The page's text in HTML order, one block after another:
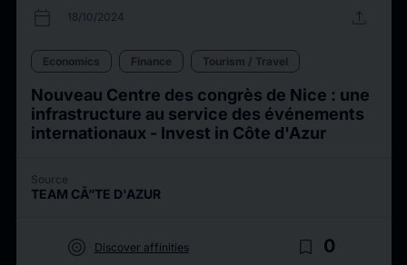
calendar_today 18/10/2024 upload
Economics Finance Tourism / Travel
Nouveau Centre des congrès de Nice : une
infrastructure au service des événements
internationaux - Invest in Côte d'Azur
Source
TEAM CÃ”TE D'AZUR
target Discover affinities bookmark_border 0